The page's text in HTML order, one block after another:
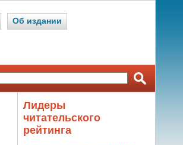
Об издании
Лидеры
читательского
рейтинга